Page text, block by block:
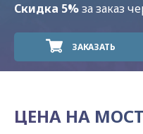
Скидка 5%за заказ
ЗАКАЗАТЬ
ЦЕНА НА